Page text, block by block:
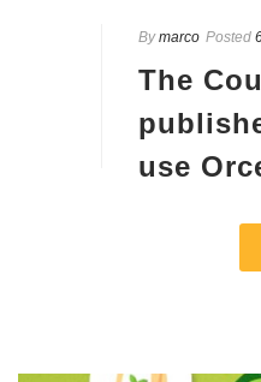
By marco Posted
The
use